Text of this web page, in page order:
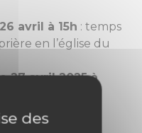
avril à 15h : temps
en l’église du
27 avril 2025 à
23 avril à
des